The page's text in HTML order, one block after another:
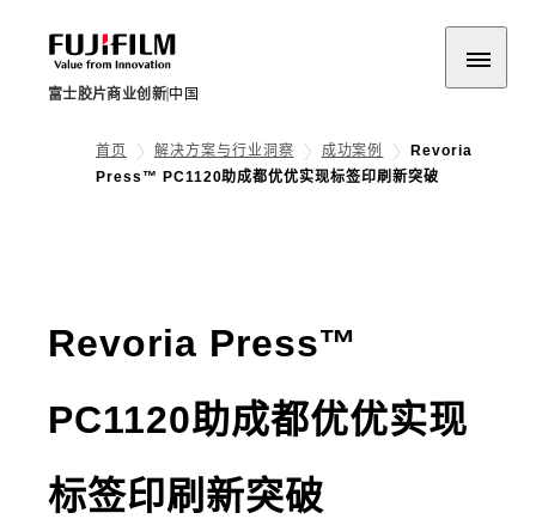
富士胶片商业创新 中国
首页 解决方案与行业洞察 成功案例
Revoria
Press™ PC1120助成都优优实现标签印刷新突破
Revoria Press™
PC1120助成都优优实现
标签印刷新突破